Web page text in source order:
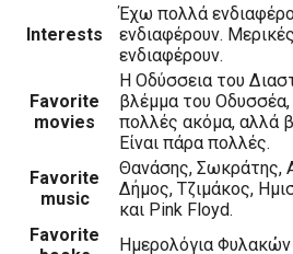
Interests
Έχω πολλά
ενδιαφέρουν.
ενδιαφέρουν.
Favorite
movies
Η Οδύσσεια του
βλέμμα του Οδυσσέα,
πολλές ακόμα, αλλά
Είναι πάρα πολλές.
Favorite
music
Θανάσης, Σωκράτης,
Δήμος, Τζιμάκος,
και Pink Floyd.
Favorite
Ημερολόγια